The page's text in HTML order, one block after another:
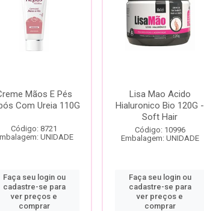
Mãos E Pés
Com Ureia 110G
Código: 8721
UNIDADE
Faça seu login ou
cadastre-se para
ver preços e
comprar
Lisa Mao Acido
Hialuronico Bio 120G -
Soft Hair
Código: 10996
Embalagem: UNIDADE
Faça seu login ou
cadastre-se para
ver preços e
comprar